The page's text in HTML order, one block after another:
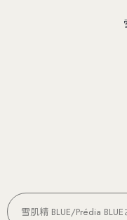
雪肌精 BLUE/Prédia